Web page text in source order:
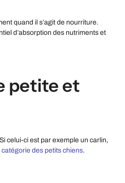
quand il s’agit de nourriture.
d’absorption des nutriments et
petite et
celui-ci est par exemple un carlin,
catégorie des petits chiens.